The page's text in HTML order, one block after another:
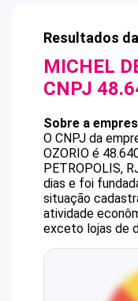
Resultados
MICHEL
CNPJ
Sobre a
O CNPJ da
OZORIO é
PETROPOLIS,
dias e foi
situação
atividade
exceto lojas de